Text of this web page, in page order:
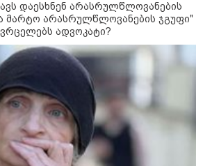
გზავნილს "ინოვაციები
FIFA-ს 2026 წლის
დაესხნენ არასრულწლოვანების
მარტო არასრულწლოვანების ჯგუფი"
ადვოკატი?